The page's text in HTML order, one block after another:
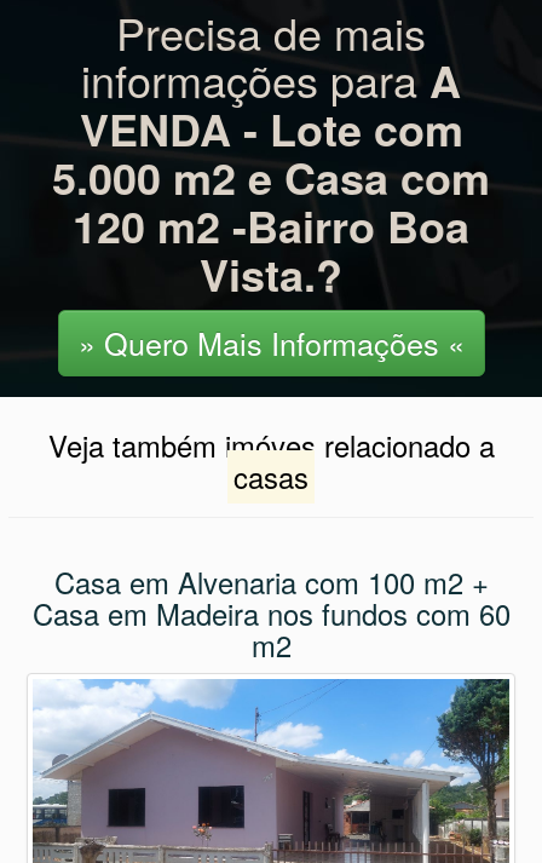
Precisa de mais
informações para A
VENDA - Lote com
5.000 m2 e Casa com
120 m2 -Bairro Boa
Vista.?
» Quero Mais Informações «
Veja também imóves relacionado a
casas
Casa em Alvenaria com 100 m2 +
Casa em Madeira nos fundos com 60
m2